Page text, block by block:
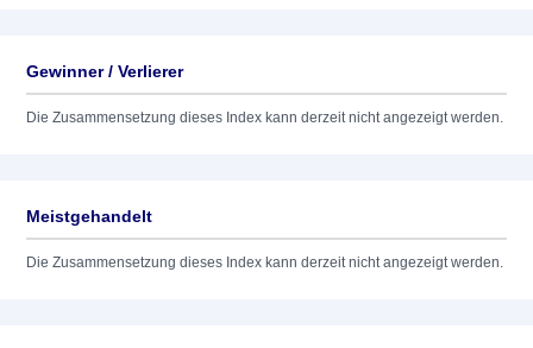
Gewinner / Verlierer
Die Zusammensetzung dieses Index kann derzeit nicht angezeigt werden.
Meistgehandelt
Die Zusammensetzung dieses Index kann derzeit nicht angezeigt werden.